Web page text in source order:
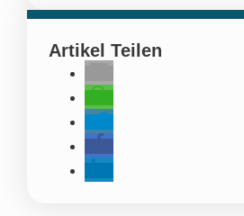
Artikel Teilen